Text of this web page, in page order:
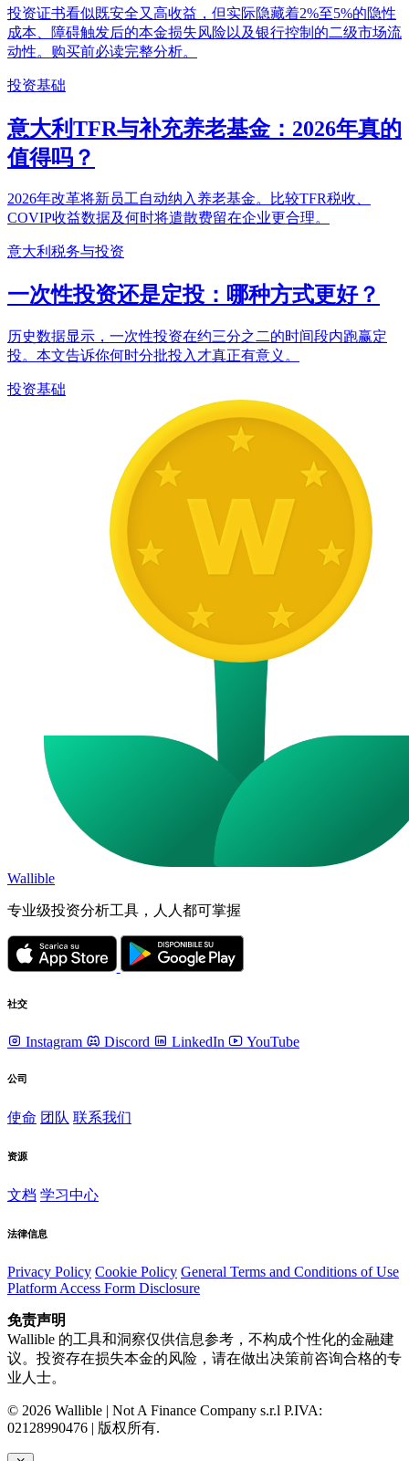
投资证书看似既安全又高收益，但实际隐藏着2%至5%的隐性
成本、障碍触发后的本金损失风险以及银行控制的二级市场流
动性。购买前必读完整分析。
投资基础
意大利TFR与补充养老基金：2026年真的
值得吗？
2026年改革将新员工自动纳入养老基金。比较TFR税收、
COVIP收益数据及何时将遣散费留在企业更合理。
意大利税务与投资
一次性投资还是定投：哪种方式更好？
历史数据显示，一次性投资在约三分之二的时间段内跑赢定
投。本文告诉你何时分批投入才真正有意义。
投资基础
Wallible
专业级投资分析工具，人人都可掌握
社交
Instagram Discord LinkedIn YouTube
公司
使命 团队 联系我们
资源
文档 学习中心
法律信息
Privacy Policy Cookie Policy General Terms and Conditions of Use
Platform Access Form Disclosure
免责声明
Wallible 的工具和洞察仅供信息参考，不构成个性化的金融建
议。投资存在损失本金的风险，请在做出决策前咨询合格的专
业人士。
© 2026 Wallible | Not A Finance Company s.r.l P.IVA:
02128990476 | 版权所有.